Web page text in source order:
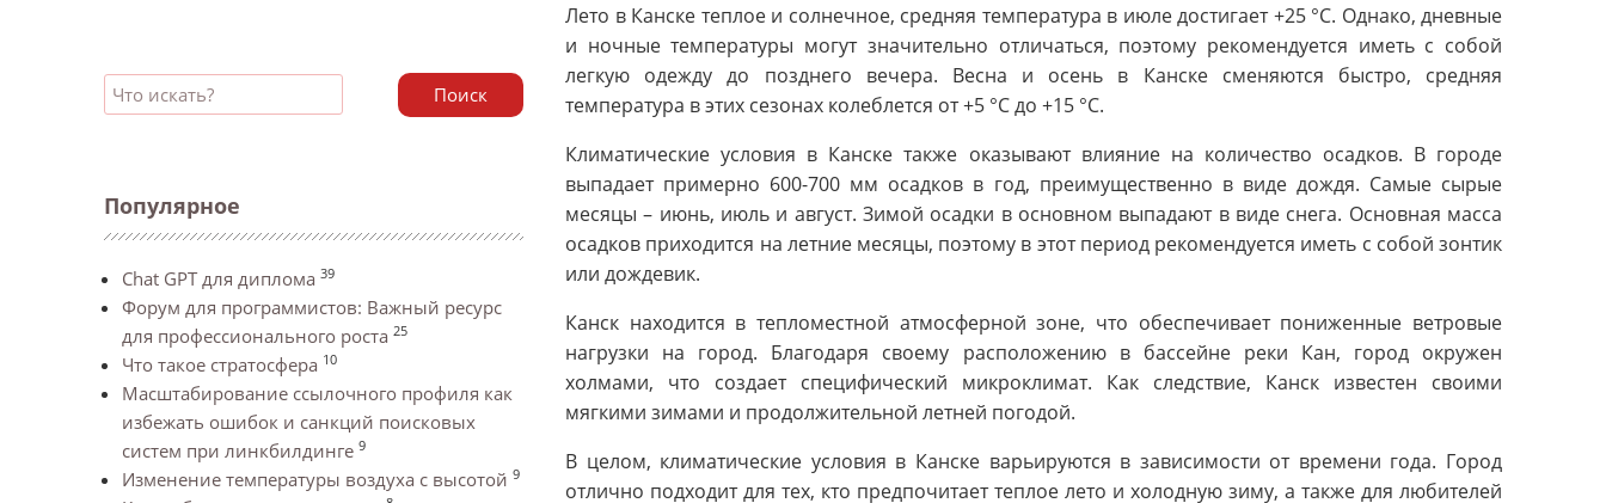
Поиск
Популярное
Chat GPT для диплома 39
Форум для программистов: Важный ресурс
для профессионального роста 25
Что такое стратосфера 10
Масштабирование ссылочного профиля как
избежать ошибок и санкций поисковых
систем при линкбилдинге 9
Изменение температуры воздуха с высотой 9
Лето в Канске теплое и солнечное, средняя температура в июле достигает +25 °C. Однако, дневные
и ночные температуры могут значительно отличаться, поэтому рекомендуется иметь с собой
легкую одежду до позднего вечера. Весна и осень в Канске сменяются быстро, средняя
температура в этих сезонах колеблется от +5 °C до +15 °C.
Климатические условия в Канске также оказывают влияние на количество осадков. В городе
выпадает примерно 600-700 мм осадков в год, преимущественно в виде дождя. Самые сырые
месяцы – июнь, июль и август. Зимой осадки в основном выпадают в виде снега. Основная масса
осадков приходится на летние месяцы, поэтому в этот период рекомендуется иметь с собой зонтик
или дождевик.
Канск находится в тепломестной атмосферной зоне, что обеспечивает пониженные ветровые
нагрузки на город. Благодаря своему расположению в бассейне реки Кан, город окружен
холмами, что создает специфический микроклимат. Как следствие, Канск известен своими
мягкими зимами и продолжительной летней погодой.
В целом, климатические условия в Канске варьируются в зависимости от времени года. Город
отлично подходит для тех, кто предпочитает теплое лето и холодную зиму, а также для любителей